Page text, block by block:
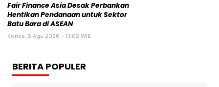
Fair Finance Asia Desak Perbankan
Hentikan Pendanaan untuk Sektor
Batu Bara di ASEAN
Kamis, 6 Agu 2026 - 13:02 WIB
BERITA POPULER